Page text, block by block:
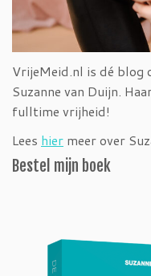
VrijeMeid.nl is dé blog
Suzanne van Duijn.
fulltime vrijheid!
Lees hier meer over
Bestel mijn boek